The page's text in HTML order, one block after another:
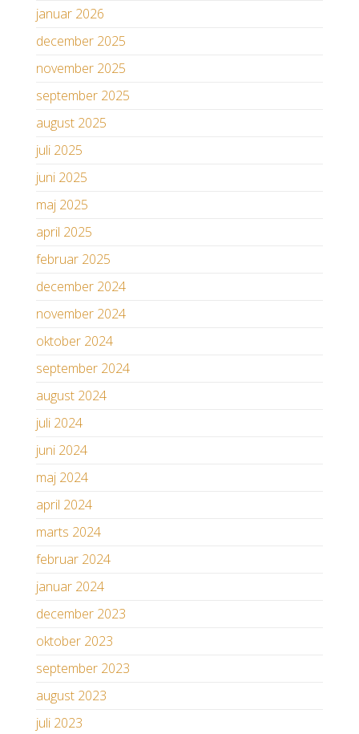
januar 2026
december 2025
november 2025
september 2025
august 2025
juli 2025
juni 2025
maj 2025
april 2025
februar 2025
december 2024
november 2024
oktober 2024
september 2024
august 2024
juli 2024
juni 2024
maj 2024
april 2024
marts 2024
februar 2024
januar 2024
december 2023
oktober 2023
september 2023
august 2023
juli 2023